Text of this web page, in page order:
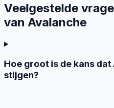
Veelgestelde
van Avalanche
Hoe groot is de kans
stijgen?